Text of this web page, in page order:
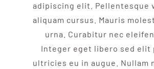
adipiscing elit. Pellentesque
aliquam cursus. Mauris
urna. Curabitur nec
Integer eget libero sed elit
ultricies eu in augue. Nullam